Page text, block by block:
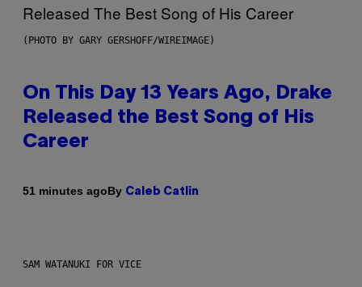
(PHOTO BY GARY GERSHOFF/WIREIMAGE)
On This Day 13 Years Ago, Drake
Released the Best Song of His
Career
51 minutes agoBy Caleb Catlin
SAM WATANUKI FOR VICE